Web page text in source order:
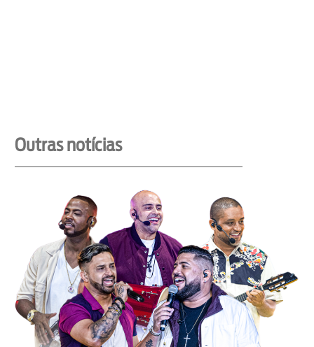
Outras notícias